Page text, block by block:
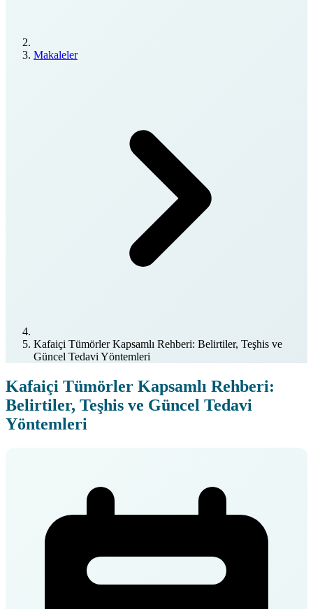
Makaleler
Kafaiçi Tümörler Kapsamlı Rehberi: Belirtiler, Teşhis ve
Güncel Tedavi Yöntemleri
Kafaiçi Tümörler Kapsamlı Rehberi:
Belirtiler, Teşhis ve Güncel Tedavi
Yöntemleri